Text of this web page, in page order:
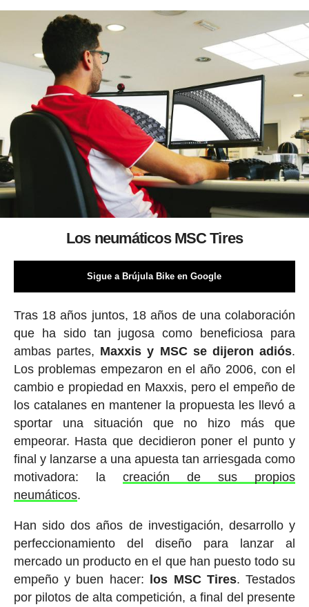
Los neumáticos MSC Tires
Sigue a Brújula Bike en Google
Tras 18 años juntos, 18 años de una colaboración
que ha sido tan jugosa como beneficiosa para
ambas partes, Maxxis y MSC se dijeron adiós.
Los problemas empezaron en el año 2006, con el
cambio e propiedad en Maxxis, pero el empeño de
los catalanes en mantener la propuesta les llevó a
sportar una situación que no hizo más que
empeorar. Hasta que decidieron poner el punto y
final y lanzarse a una apuesta tan arriesgada como
motivadora: la creación de sus propios
neumáticos.
Han sido dos años de investigación, desarrollo y
perfeccionamiento del diseño para lanzar al
mercado un producto en el que han puesto todo su
empeño y buen hacer: los MSC Tires. Testados
por pilotos de alta competición, a final del presente